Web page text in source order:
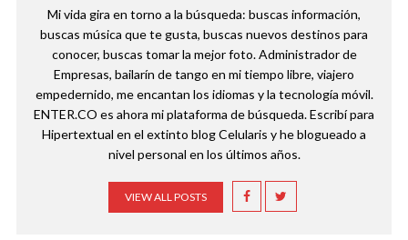
Mi vida gira en torno a la búsqueda: buscas información,
buscas música que te gusta, buscas nuevos destinos para
conocer, buscas tomar la mejor foto. Administrador de
Empresas, bailarín de tango en mi tiempo libre, viajero
empedernido, me encantan los idiomas y la tecnología móvil.
ENTER.CO es ahora mi plataforma de búsqueda. Escribí para
Hipertextual en el extinto blog Celularis y he blogueado a
nivel personal en los últimos años.
VIEW ALL POSTS